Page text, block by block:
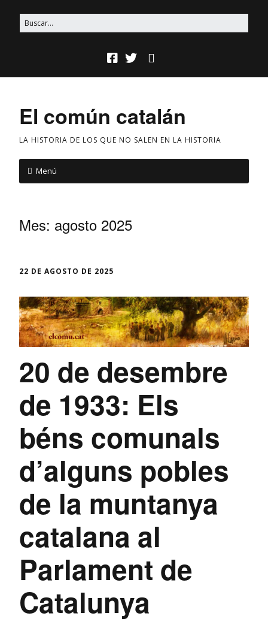
El común catalán
LA HISTORIA DE LOS QUE NO SALEN EN LA HISTORIA
Menú
Mes: agosto 2025
22 DE AGOSTO DE 2025
20 de desembre
de 1933: Els
béns comunals
d’alguns pobles
de la muntanya
catalana al
Parlament de
Catalunya